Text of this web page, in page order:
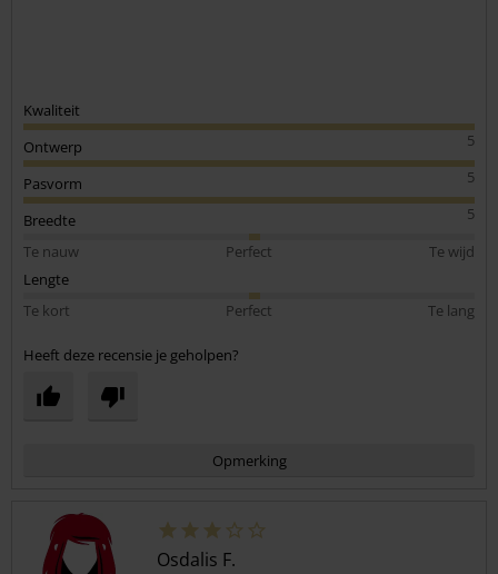
Kwaliteit
5
Ontwerp
5
Pasvorm
5
Breedte
Te nauw
Perfect
Te wijd
Lengte
Te kort
Perfect Te lang
Heeft deze recensie je geholpen?
Opmerking
Osdalis F.